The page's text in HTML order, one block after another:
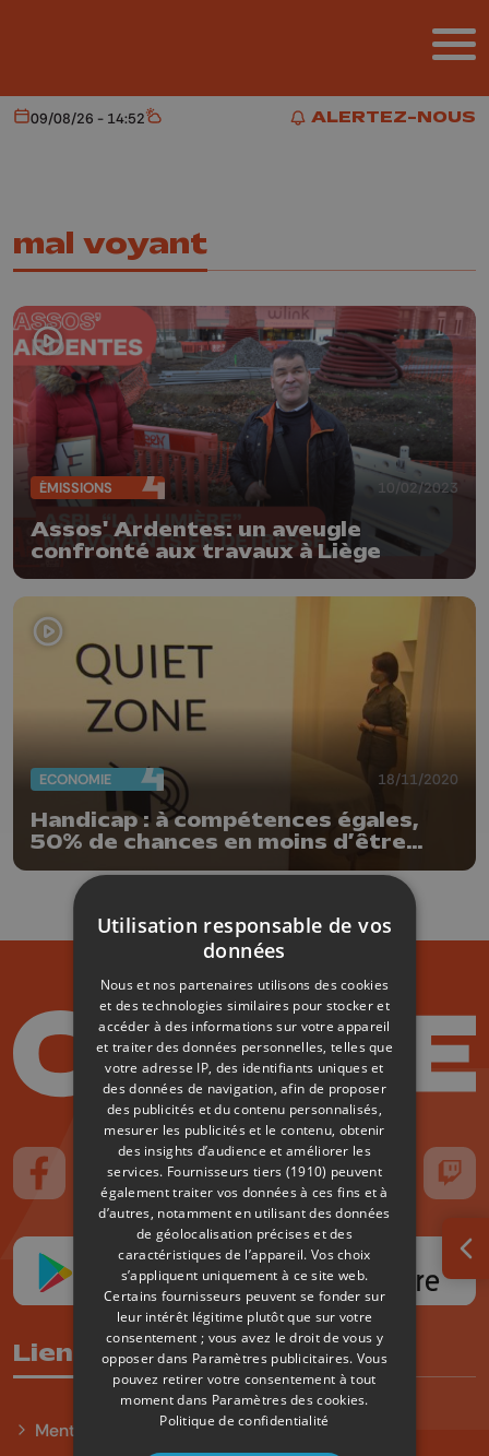
ALERTEZ-NOUS
ALERTEZ-NOUS
Aujourd'hui
09/08/26 - 14:52 Météo
mal voyant
ÉMISSIONS 10/02/2023
Assos' Ardentes: un aveugle
confronté aux travaux à Liège
ECONOMIE 18/11/2020
Handicap : à compétences égales,
50% de chances en moins d’être
Suivez-nous sur FaceBook
Suivez-nous sur Instagram
Suivez-nous sur TikTok
Suivez-nous sur YouTube
Suivez-nous
Liens utiles
Mentions légales
Utilisation responsable de vos
données
Nous et nos partenaires utilisons des cookies
et des technologies similaires pour stocker et
accéder à des informations sur votre appareil
et traiter des données personnelles, telles que
votre adresse IP, des identifiants uniques et
des données de navigation, afin de proposer
des publicités et du contenu personnalisés,
mesurer les publicités et le contenu, obtenir
des insights d’audience et améliorer les
services. Fournisseurs tiers (1910) peuvent
également traiter vos données à ces fins et à
d’autres, notamment en utilisant des données
de géolocalisation précises et des
caractéristiques de l’appareil. Vos choix
s’appliquent uniquement à ce site web.
Certains fournisseurs peuvent se fonder sur
leur intérêt légitime plutôt que sur votre
consentement ; vous avez le droit de vous y
opposer dans Paramètres publicitaires. Vous
pouvez retirer votre consentement à tout
moment dans Paramètres des cookies.
Politique de confidentialité